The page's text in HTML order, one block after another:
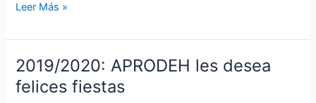
Leer Más »
2019/2020: APRODEH les desea
felices fiestas
2019/2020:
APRODEH
les